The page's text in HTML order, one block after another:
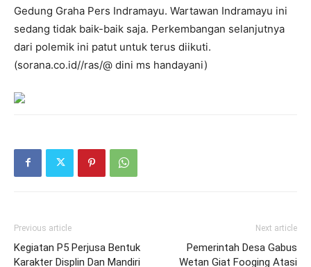
Gedung Graha Pers Indramayu. Wartawan Indramayu ini
sedang tidak baik-baik saja. Perkembangan selanjutnya
dari polemik ini patut untuk terus diikuti.
(sorana.co.id//ras/@ dini ms handayani)
Previous article
Kegiatan P5 Perjusa Bentuk
Karakter Displin Dan Mandiri
Next article
Pemerintah Desa Gabus
Wetan Giat Fooging Atasi